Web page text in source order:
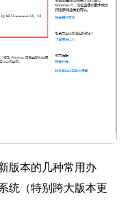
版本的几种常用办
统（特别跨大版本更